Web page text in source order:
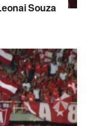
Souza